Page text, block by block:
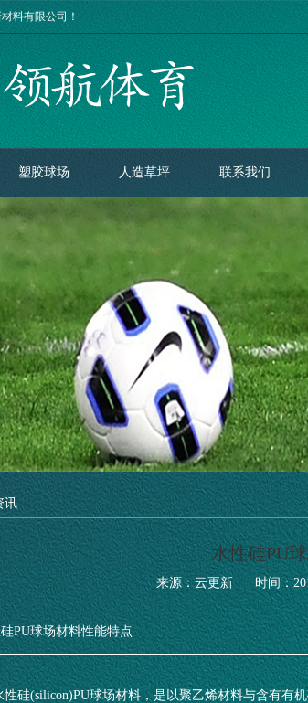
料有限公司！
塑胶球场 人造草坪 联系我们
讯
水性硅PU
来源：云更新 时间：
PU球场材料性能特点
性硅(silicon)PU球场材料，是以聚乙烯材料与含有有